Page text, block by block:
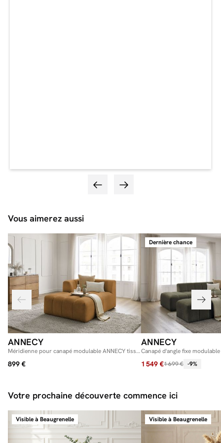
Vous aimerez aussi
ANNECY
Méridienne pour canapé modulable ANNECY tissu
899 €
Dernière chance
ANNECY
Canapé d'angle fixe
1 549 €1 699 € -9%
Votre prochaine découverte commence ici
Visible à Beaugrenelle Visible à Beaugrenelle